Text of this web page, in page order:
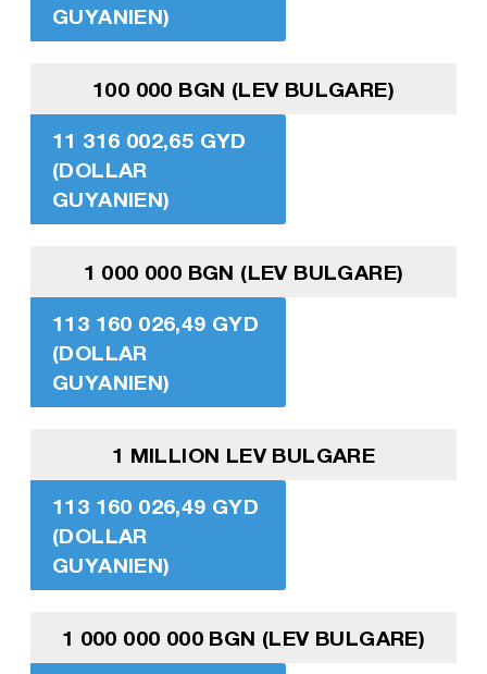
GUYANIEN)
100 000 BGN (LEV BULGARE)
11 316 002,65 GYD
(DOLLAR
GUYANIEN)
1 000 000 BGN (LEV BULGARE)
113 160 026,49 GYD
(DOLLAR
GUYANIEN)
1 MILLION LEV BULGARE
113 160 026,49 GYD
(DOLLAR
GUYANIEN)
1 000 000 000 BGN (LEV BULGARE)